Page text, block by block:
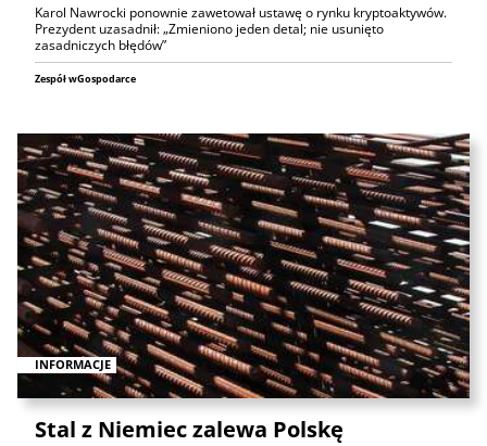
Karol Nawrocki ponownie zawetował ustawę o rynku kryptoaktywów.
Prezydent uzasadnił: „Zmieniono jeden detal; nie usunięto
zasadniczych błędów”
Zespół wGospodarce
INFORMACJE
Stal z Niemiec zalewa Polskę